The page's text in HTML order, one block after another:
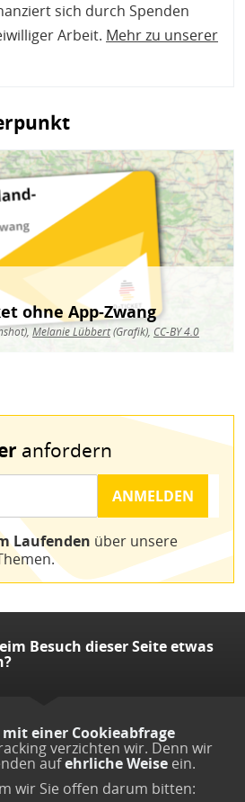
sich durch Spenden
Arbeit. Mehr zu unserer
ohne App-Zwang
Melanie Lübbert(Grafik), CC-BY 4.0
anfordern
Laufenden über unsere
Besuch dieser Seite etwas
einer Cookieabfrage
verzichten wir. Denn wir
aufehrliche Weise ein.
wir Sie offen darum bitten: